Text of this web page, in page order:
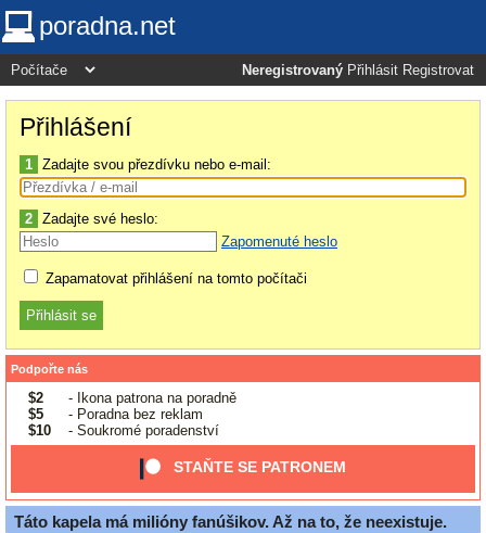
poradna.net
Neregistrovaný Přihlásit Registrovat
Přihlášení
1 Zadajte svou přezdívku nebo e-mail:
2 Zadajte své heslo:
Zapomenuté heslo
Zapamatovat přihlášení na tomto počítači
Podpořte nás
$2
- Ikona patrona na poradně
$5
- Poradna bez reklam
$10
- Soukromé poradenství
STAŇTE SE PATRONEM
Táto kapela má milióny fanúšikov. Až na to, že neexistuje.